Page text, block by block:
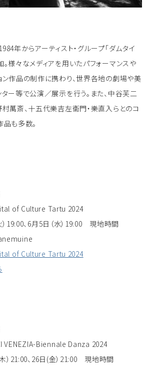
年からアーティスト・グループ「ダムタイ
。様々なメディアを用いたパフォーマンスや
ン作品の制作に携わり、世界各地の劇場や美
ター等で公演／展示を行う。また、中谷芙二
村萬斎、十五代樂吉左衞門・樂直入らとのコ
品も多数。
of Culture Tartu 2024
）19:00、6月5日（水）19:00 現地時間
of Culture Tartu 2024
VENEZIA-Biennale Danza 2024
）21:00、26日(金）21:00 現地時間